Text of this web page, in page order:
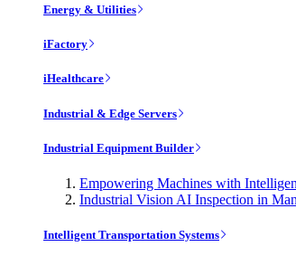
Energy & Utilities
iFactory
iHealthcare
Industrial & Edge Servers
Industrial Equipment Builder
Empowering Machines with
Industrial Vision AI Inspection in
Intelligent Transportation Systems